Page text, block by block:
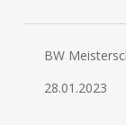
BW
28.01.2023